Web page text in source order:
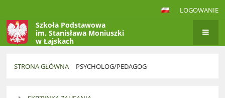
LOGOWANIE
Szkoła Podstawowa
im. Stanisława Moniuszki
w Łajskach
STRONA GŁÓWNA PSYCHOLOG/PEDAGOG
Psycholog/Pedagog